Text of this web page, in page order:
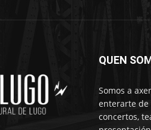
QUEN
Somos a
enterarte de
concertos,